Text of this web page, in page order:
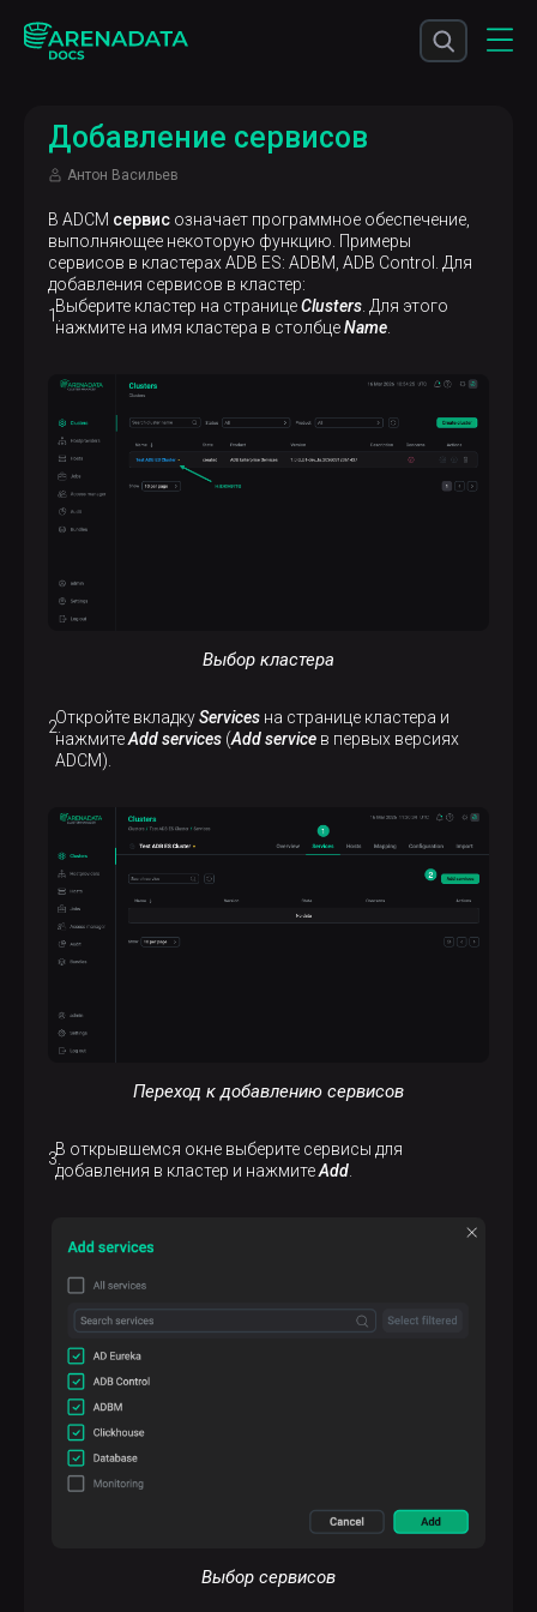
Добавление сервисов
Антон Васильев
В ADCM сервис означает программное обеспечение,
выполняющее некоторую функцию. Примеры
сервисов в кластерах ADB ES: ADBM, ADB Control. Для
добавления сервисов в кластер:
Выберите кластер на страницеClusters . Для этого
нажмите на имя кластера в столбцеName
Выбор кластера
Откройте вкладкуServices на странице кластера и
нажмитеAdd services (Add service в первых версиях
ADCM).
Переход к добавлению сервисов
В открывшемся окне выберите сервисы для
добавления в кластер и нажмитеAdd.
Выбор сервисов